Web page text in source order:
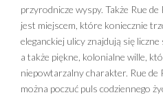
przyrodnicze wyspy. Także Rue de
jest miejscem, które koniecznie
eleganckiej ulicy znajdują się
a także piękne, kolonialne wille,
niepowtarzalny charakter. Rue de
można poczuć puls codziennego